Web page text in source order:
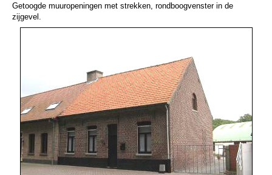
Getoogde muuropeningen met strekken, rondboogvenster in de
zijgevel.